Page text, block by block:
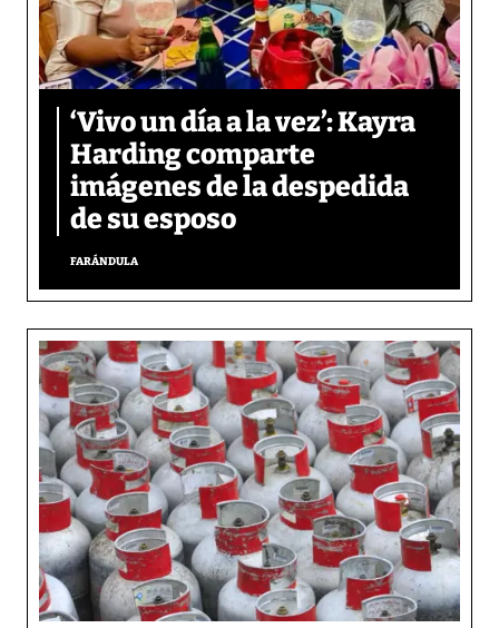
‘Vivo un día a la vez’: Kayra
Harding comparte
imágenes de la despedida
de su esposo
FARÁNDULA